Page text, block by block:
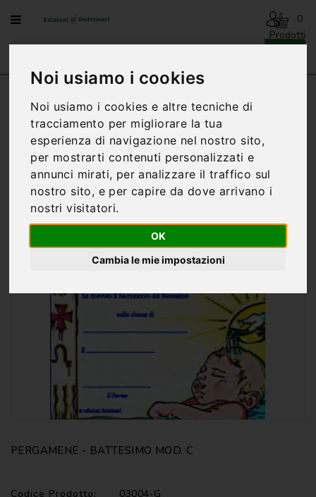
Noi usiamo i cookies
Noi usiamo i cookies e altre tecniche di
tracciamento per migliorare la tua
esperienza di navigazione nel nostro sito,
per mostrarti contenuti personalizzati e
annunci mirati, per analizzare il traffico sul
nostro sito, e per capire da dove arrivano i
nostri visitatori.
OK
Cambia le mie impostazioni
Menu
NATALE
BENEDIZIONI
DELLA
FAMIGLIA
BIOGRAFIA
CARTONCINI
PREGHIERE
CATECHESI
CATECHISMI
COMMENTI
COMMENTI
SCRITTURA
0
Prodotti
- 0,00€
PERGAMENE - BATTESIMO MOD. C
Codice Prodotto:
03004-G